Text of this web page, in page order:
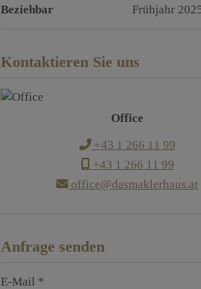
Beziehbar
Frühjahr
Kontaktieren Sie uns
Office
+43 1 266 11 99
+43 1 266 11 99
office@dasmaklerhaus.at
Anfrage senden
E-Mail